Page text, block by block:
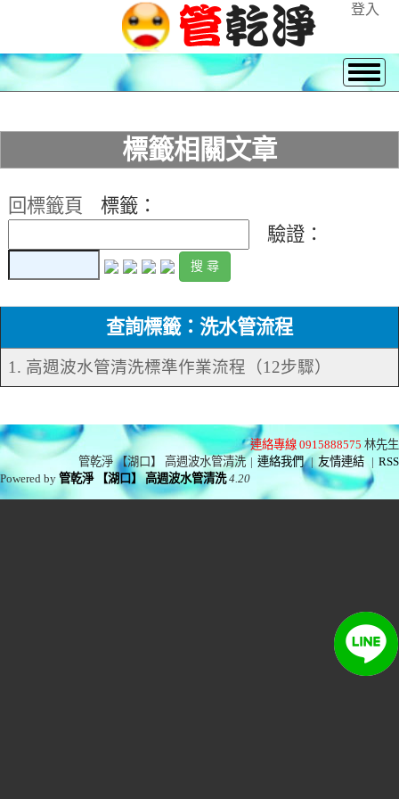
登入
標籤相關文章
回標籤頁
標籤：
驗證：
查詢標籤：洗水管流程
1. 高週波水管清洗標準作業流程（12步驟）
連絡專線 0915888575 林先生
管乾淨 【湖口】 高週波水管清洗 | 連絡我們 | 友情連結 | RSS
Powered by管乾淨 【湖口】 高週波水管清洗 4.20